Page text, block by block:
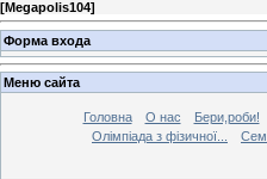
[Megapolis104]
Форма входа
Меню сайта
Головна О нас Бери,роби!
Олімпіада з фізичної...